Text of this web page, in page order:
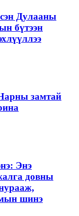
Дулааны
бүтээн
замтай
Энэ
довны
шинэ